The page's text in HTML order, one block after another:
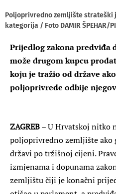
Poljoprivredno zemljište strateški
kategorija / Foto DAMIR ŠPEHAR/
Prijedlog zakona predviđa
može drugom kupcu
koju je tražio od države
poljoprivrede odbije
ZAGREB– U Hrvatskoj nitko
poljoprivredno zemljište ako
državi po tržišnoj cijeni.
izmjenama i dopunama
zemljištu čiji je konačni